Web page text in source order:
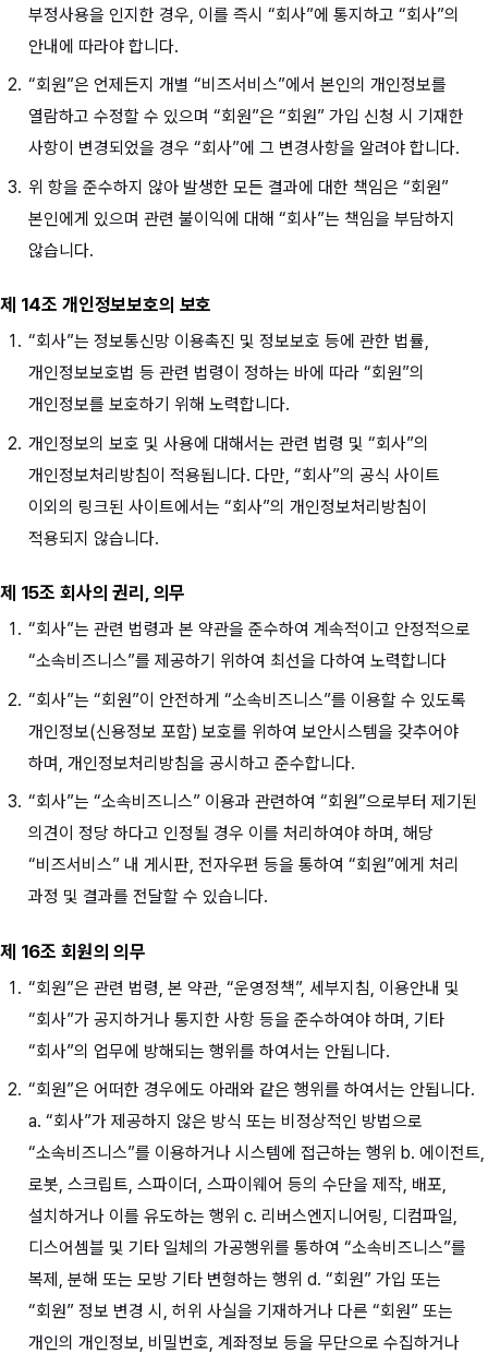
부정사용을 인지한 경우, 이를 즉시 “회사”에 통지하고 “회사”의
안내에 따라야 합니다.
“회원”은 언제든지 개별 “비즈서비스”에서 본인의 개인정보를
열람하고 수정할 수 있으며 “회원”은 “회원” 가입 신청 시 기재한
사항이 변경되었을 경우 “회사”에 그 변경사항을 알려야 합니다.
위 항을 준수하지 않아 발생한 모든 결과에 대한 책임은 “회원”
본인에게 있으며 관련 불이익에 대해 “회사”는 책임을 부담하지
않습니다.
제 14조 개인정보보호의 보호
“회사”는 정보통신망 이용촉진 및 정보보호 등에 관한 법률,
개인정보보호법 등 관련 법령이 정하는 바에 따라 “회원”의
개인정보를 보호하기 위해 노력합니다.
개인정보의 보호 및 사용에 대해서는 관련 법령 및 “회사”의
개인정보처리방침이 적용됩니다. 다만, “회사”의 공식 사이트
이외의 링크된 사이트에서는 “회사”의 개인정보처리방침이
적용되지 않습니다.
제 15조 회사의 권리, 의무
“회사”는 관련 법령과 본 약관을 준수하여 계속적이고 안정적으로
“소속비즈니스”를 제공하기 위하여 최선을 다하여 노력합니다
“회사”는 “회원”이 안전하게 “소속비즈니스”를 이용할 수 있도록
개인정보(신용정보 포함) 보호를 위하여 보안시스템을 갖추어야
하며, 개인정보처리방침을 공시하고 준수합니다.
“회사”는 “소속비즈니스” 이용과 관련하여 “회원”으로부터 제기된
의견이 정당 하다고 인정될 경우 이를 처리하여야 하며, 해당
“비즈서비스” 내 게시판, 전자우편 등을 통하여 “회원”에게 처리
과정 및 결과를 전달할 수 있습니다.
제 16조 회원의 의무
“회원”은 관련 법령, 본 약관, “운영정책”, 세부지침, 이용안내 및
“회사”가 공지하거나 통지한 사항 등을 준수하여야 하며, 기타
“회사”의 업무에 방해되는 행위를 하여서는 안됩니다.
“회원”은 어떠한 경우에도 아래와 같은 행위를 하여서는 안됩니다.
a. “회사”가 제공하지 않은 방식 또는 비정상적인 방법으로
“소속비즈니스”를 이용하거나 시스템에 접근하는 행위 b. 에이전트,
로봇, 스크립트, 스파이더, 스파이웨어 등의 수단을 제작, 배포,
설치하거나 이를 유도하는 행위 c. 리버스엔지니어링, 디컴파일,
디스어셈블 및 기타 일체의 가공행위를 통하여 “소속비즈니스”를
복제, 분해 또는 모방 기타 변형하는 행위 d. “회원” 가입 또는
“회원” 정보 변경 시, 허위 사실을 기재하거나 다른 “회원” 또는
개인의 개인정보, 비밀번호, 계좌정보 등을 무단으로 수집하거나